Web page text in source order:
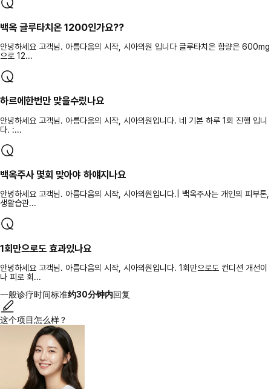
백옥 글루타치온 1200인가요??
안녕하세요 고객님. 아름다움의 시작, 시아의원 입니다 글루타치온 함량은 600mg
으로 12...
하르에한번만 맞을수맀나요
안녕하세요 고객님. 아름다움의 시작, 시아의원입니다. 네 기본 하루 1회 진행 입니
다. :...
백옥주사 몇회 맞아야 하얘지나요
안녕하세요 고객님. 아름다움의 시작, 시아의원입니다.| 백옥주사는 개인의 피부톤,
생활습관...
1회만으로도 효과있나요
안녕하세요 고객님. 아름다움의 시작, 시아의원입니다. 1회만으로도 컨디션 개선이
나 피로 회...
一般诊疗时间标准约30分钟内回复
这个项目怎么样？